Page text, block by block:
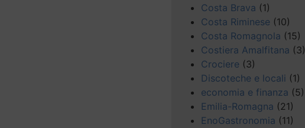
Costa Brava (1)
Costa Riminese (10)
Costa Romagnola (15)
Costiera Amalfitana (3)
Crociere (3)
Discoteche e locali (1)
economia e finanza (5)
Emilia-Romagna (21)
EnoGastronomia (11)